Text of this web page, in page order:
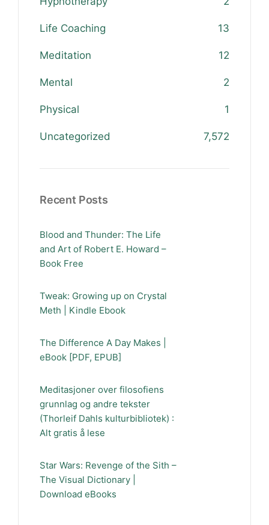
Life Coaching 13
Meditation 12
Mental 2
Physical 1
Uncategorized 7,572
Recent Posts
Blood and Thunder: The Life
and Art of Robert E. Howard –
Book Free
Tweak: Growing up on Crystal
Meth | Kindle Ebook
The Difference A Day Makes |
eBook [PDF, EPUB]
Meditasjoner over filosofiens
grunnlag og andre tekster
(Thorleif Dahls kulturbibliotek) :
Alt gratis å lese
Star Wars: Revenge of the Sith –
The Visual Dictionary |
Download eBooks